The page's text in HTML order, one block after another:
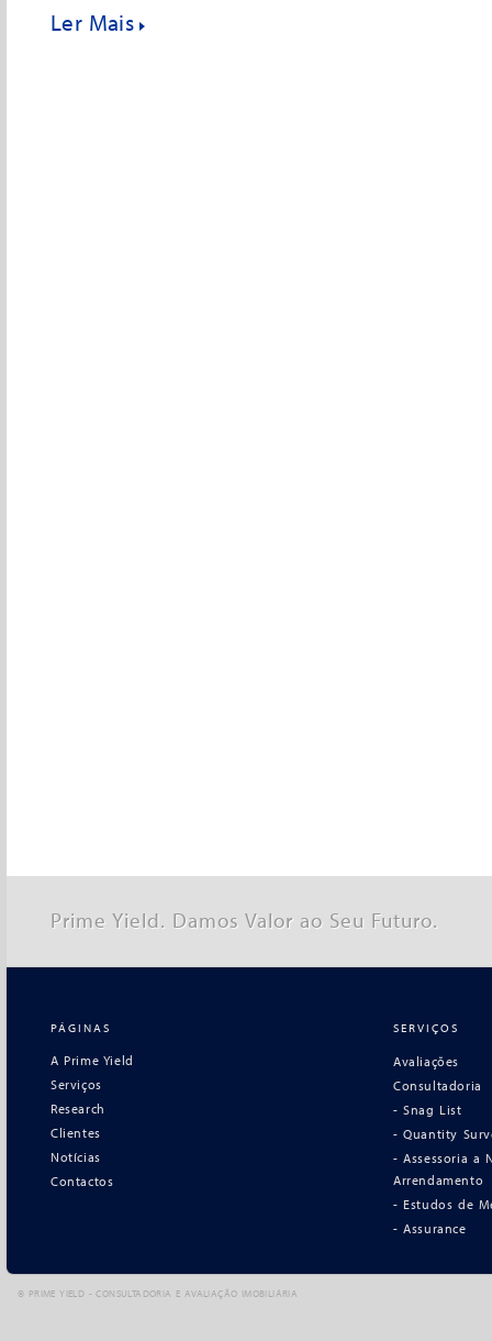
Ler Mais
Prime Yield. Damos Valor ao Seu Futuro.
PÁGINAS
A Prime Yield
Serviços
Research
Clientes
Notícias
Contactos
SERVIÇOS
Avaliações
Consultadoria
- Snag List
- Quantity
- Assessoria a
Arrendamento
- Estudos de
- Assurance
© PRIME YIELD - CONSULTADORIA E AVALIAÇÃO IMOBILIÁRIA